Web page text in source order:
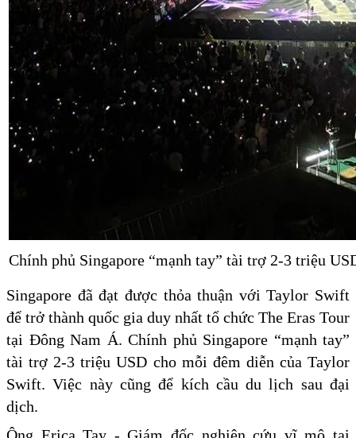
Chính phủ Singapore “mạnh tay” tài trợ 2-3 triệu
Singapore đã đạt được thỏa thuận với Taylor Swift
để trở thành quốc gia duy nhất tổ chức The Eras Tour
tại Đông Nam Á. Chính phủ Singapore “mạnh tay”
tài trợ 2-3 triệu USD cho mỗi đêm diễn của Taylor
Swift. Việc này cũng để kích cầu du lịch sau đại
dịch.